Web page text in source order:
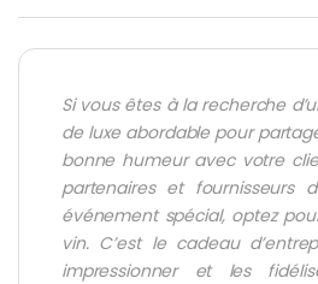
Si vous êtes à la recherche
de luxe abordable pour
bonne humeur avec votre
partenaires et fournisseurs
événement spécial, optez
vin. C’est le cadeau
impressionner et les